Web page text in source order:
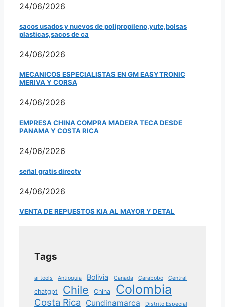
24/06/2026
sacos usados y nuevos de polipropileno,yute,bolsas
plasticas,sacos de ca
24/06/2026
MECANICOS ESPECIALISTAS EN GM EASYTRONIC
MERIVA Y CORSA
24/06/2026
EMPRESA CHINA COMPRA MADERA TECA DESDE
PANAMA Y COSTA RICA
24/06/2026
señal gratis directv
24/06/2026
VENTA DE REPUESTOS KIA AL MAYOR Y DETAL
Tags
ai tools Antioquia Bolivia Canada Carabobo Central
chatgpt Chile China Colombia
Costa Rica Cundinamarca Distrito Especial